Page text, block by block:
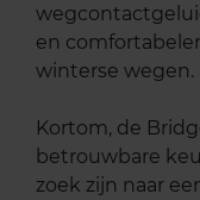
en
winterse wegen.
Kortom, de
betrouwbare
zoek zijn naar